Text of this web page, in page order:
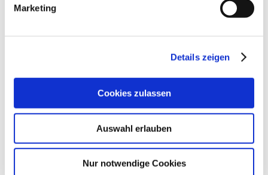
Marketing
Details zeigen
Cookies zulassen
Auswahl erlauben
Nur notwendige Cookies
2026
September 2025(1)
April 2025(3)
(1)